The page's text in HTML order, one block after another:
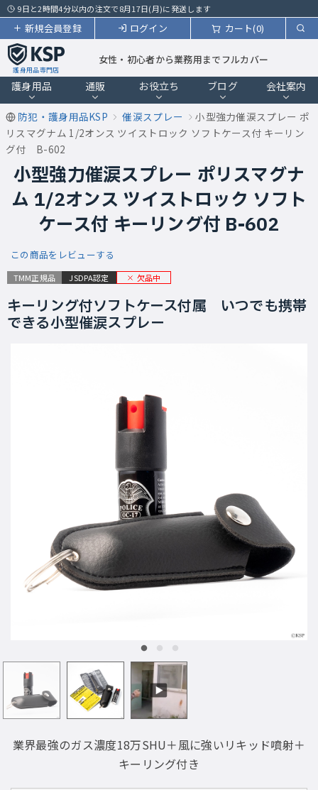
9日と2時間4分以内の注文で8月17日(月)に発送します
カート(0)
ログイン
新規会員登録
護身用品専門店
女性・初心者から業務用までフルカバー
護身用品 通販 お役立ち ブログ 会社案内
防犯・護身用品KSP 催涙スプレー
小型強力催涙スプレー ポ
リスマグナム 1/2オンス ツイストロック ソフトケース付 キーリン
グ付 B-602
小型強力催涙スプレー ポリスマグナ
ム 1/2オンス ツイストロック ソフト
ケース付 キーリング付 B-602
この商品をレビューする
TMM正規品 JSDPA認定 欠品中
キーリング付ソフトケース付属 いつでも携帯
できる小型催涙スプレー
業界最強のガス濃度18万SHU＋風に強いリキッド噴射＋
キーリング付き